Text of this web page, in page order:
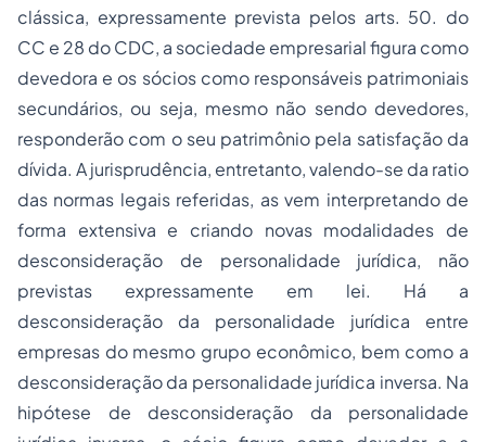
clássica, expressamente prevista pelos arts. 50. do
CC e 28 do CDC, a sociedade empresarial figura como
devedora e os sócios como responsáveis patrimoniais
secundários, ou seja, mesmo não sendo devedores,
responderão com o seu patrimônio pela satisfação da
dívida. A jurisprudência, entretanto, valendo-se da ratio
das normas legais referidas, as vem interpretando de
forma extensiva e criando novas modalidades de
desconsideração de personalidade jurídica, não
previstas expressamente em lei. Há a
desconsideração da personalidade jurídica entre
empresas do mesmo grupo econômico, bem como a
desconsideração da personalidade jurídica inversa. Na
hipótese de desconsideração da personalidade